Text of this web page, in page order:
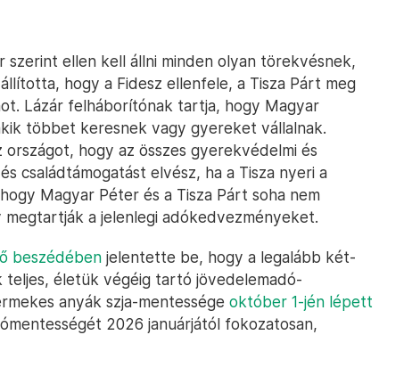
szerint ellen kell állni minden olyan törekvésnek,
hogy a Fidesz ellenfele, a Tisza Párt meg
Lázár felháborítónak tartja, hogy Magyar
többet keresnek vagy gyereket vállalnak.
hogy az összes gyerekvédelmi és
családtámogatást elvész, ha a Tisza nyeri a
Magyar Péter és a Tisza Párt soha nem
a jelenlegi adókedvezményeket.
beszédében jelentette be, hogy a legalább két-
teljes, életük végéig tartó jövedelemadó-
anyák szja-mentessége október 1-jén lépett
2026 januárjától fokozatosan,